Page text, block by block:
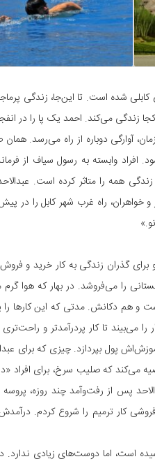
پسر پنج‌ساله‌ی بامیانی حالا پسر ۱۵ ساله‌ی کابلی
زندگی می‌کند. احمد یک پا را در
افراد وابسته به رسول سیاف از
همه را متاثر کرده است.
خواهران، راه غرب شهر کابل را
گذران زندگی به کار خرید و
را می‌فروشد. در بهار که هوا
و هم دکانش. مدتی که این کارها
می‌بیند تا کار پردرآمدتر و راحت‌تری
پول بپردازد. چیزی که برای
که صلیب سرخ، برای افراد
پس از رفت‌وآمد چند روزه،
کار ترمیم را شروع کردم.
است، اما دوست‌های زیادی ندارد.